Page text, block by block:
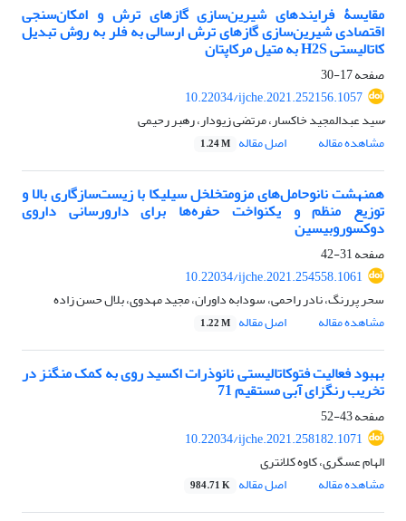
مقایسۀ فرایندهای شیرین‌سازی گازهای ترش و امکان‌سنجی
اقتصادی شیرین‌سازی گازهای ترش ارسالی به فلر به روش تبدیل
کاتالیستی H2S به متیل مرکاپتان
صفحه17-30
10.22034/ijche.2021.252156.1057
ُسید عبدالمجید خاکسار، مرتضی زیودار، رهبر رحیمی
مشاهده مقاله
اصل مقاله 1.24 M
همنهشت نانوحامل‌های مزومتخلخل سیلیکا با زیست‌سازگاری بالا و
توزیع منظم و یکنواخت حفره‌ها برای دارورسانی داروی
دوکسوروبیسین
صفحه31-42
10.22034/ijche.2021.254558.1061
سحر پررنگ، نادر راحمی، سودابه داوران، مجید مهدوی، بلال حسن زاده
مشاهده مقاله
اصل مقاله 1.22 M
بهبود فعالیت فتوکاتالیستی نانوذرات اکسید روی به کمک منگنز در
تخریب رنگزای آبی مستقیم 71
صفحه43-52
10.22034/ijche.2021.258182.1071
الهام عسگری، کاوه کلانتری
مشاهده مقاله
اصل مقاله 984.71 K